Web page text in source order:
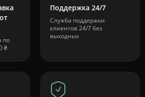
по
₴
Поддержка 24/7
Служба поддержки
клиентов 24/7 без
выходных